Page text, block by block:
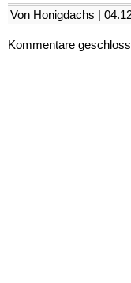
Von Honigdachs |
Kommentare